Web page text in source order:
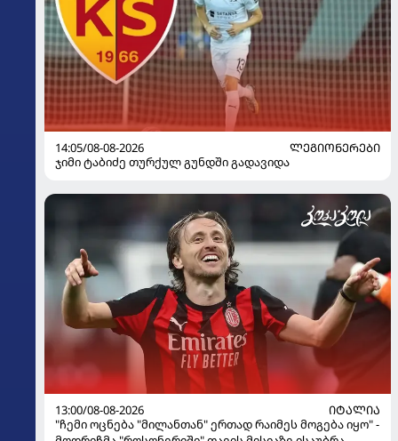
14:05/08-08-2026
ᲚᲔᲒᲘᲝᲜᲔᲠᲔᲑᲘ
ჯიმი ტაბიძე თურქულ გუნდში გადავიდა
13:00/08-08-2026
ᲘᲢᲐᲚᲘᲐ
"ჩემი ოცნება "მილანთან" ერთად რაიმეს მოგება იყო" -